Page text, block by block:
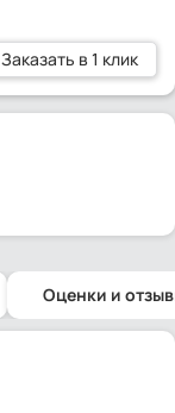
Заказать в 1 клик
Оценки и